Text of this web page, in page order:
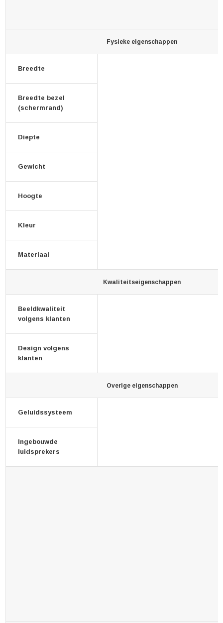
Fysieke eigenschappen
Breedte
Breedte bezel
(schermrand)
Diepte
Gewicht
Hoogte
Kleur
Materiaal
Kwaliteitseigenschappen
Beeldkwaliteit
volgens klanten
Design volgens
klanten
Overige eigenschappen
Geluidssysteem
Ingebouwde
luidsprekers